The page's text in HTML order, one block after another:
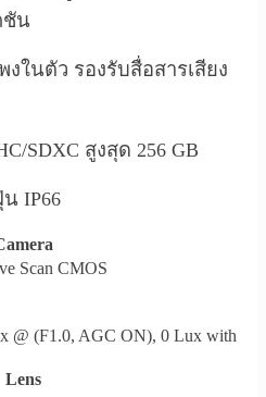
ชัน
ในตัว รองรับสื่อสารเสียง
SDXC สูงสุด 256 GB
IP66
Scan CMOS
@ (F1.0, AGC ON), 0 Lux with
Lens